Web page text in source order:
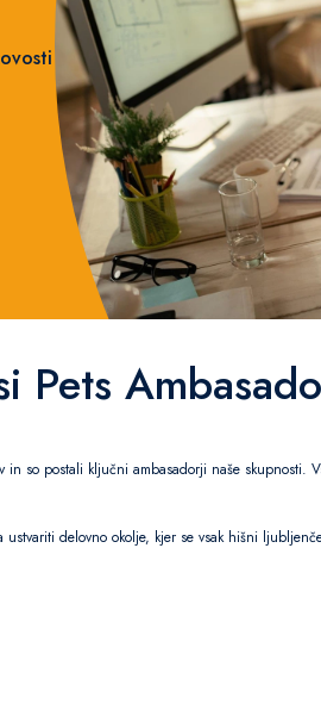
Pets
so postali ključni ambasadorji naše skupnosti.
delovno okolje, kjer se vsak hišni